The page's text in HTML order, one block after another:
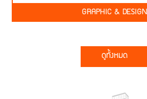
GRAPHIC & DESIGN
ดูทั้งหมด